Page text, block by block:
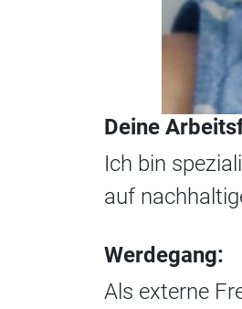
Deine
Ich bin
auf
Werdegang:
Als externe